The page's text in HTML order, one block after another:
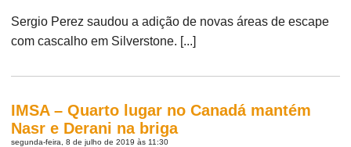
Sergio Perez saudou a adição de novas áreas de escape
com cascalho em Silverstone. [...]
IMSA – Quarto lugar no Canadá mantém
Nasr e Derani na briga
segunda-feira, 8 de julho de 2019 às 11:30